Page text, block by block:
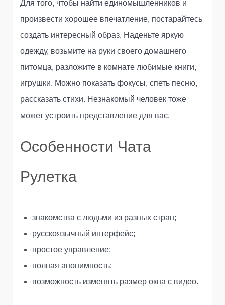
Для того, чтобы найти единомышленников и
произвести хорошее впечатление, постарайтесь
создать интересный образ. Наденьте яркую
одежду, возьмите на руки своего домашнего
питомца, разложите в комнате любимые книги,
игрушки. Можно показать фокусы, спеть песню,
рассказать стихи. Незнакомый человек тоже
может устроить представление для вас.
Особенности Чата
Рулетка
знакомства с людьми из разных стран;
русскоязычный интерфейс;
простое управление;
полная анонимность;
возможность изменять размер окна с видео.